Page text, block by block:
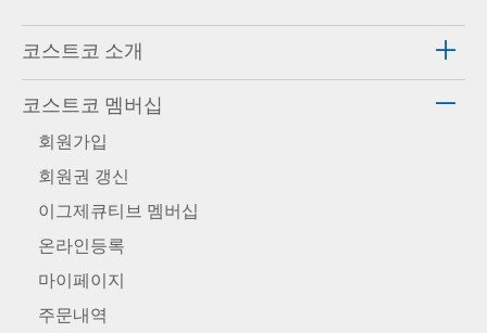
코스트코 소개
코스트코 멤버십
회원가입
회원권 갱신
이그제큐티브 멤버십
온라인등록
마이페이지
주문내역